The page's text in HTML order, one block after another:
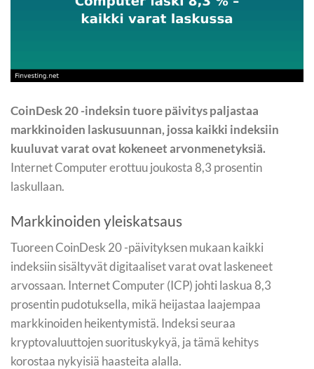
CoinDesk 20 -indeksin tuore päivitys paljastaa
markkinoiden laskusuunnan, jossa kaikki indeksiin
kuuluvat varat ovat kokeneet arvonmenetyksiä.
Internet Computer erottuu joukosta 8,3 prosentin
laskullaan.
Markkinoiden yleiskatsaus
Tuoreen CoinDesk 20 -päivityksen mukaan kaikki
indeksiin sisältyvät digitaaliset varat ovat laskeneet
arvossaan. Internet Computer (ICP) johti laskua 8,3
prosentin pudotuksella, mikä heijastaa laajempaa
markkinoiden heikentymistä. Indeksi seuraa
kryptovaluuttojen suorituskykyä, ja tämä kehitys
korostaa nykyisiä haasteita alalla.